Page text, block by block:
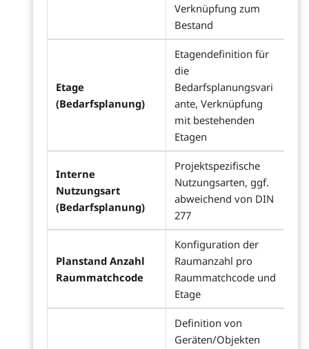
Verknüpfung zum
Bestand
Etage
(Bedarfsplanung)
Etagendefinition für
die
Bedarfsplanungsvari
ante, Verknüpfung
mit bestehenden
Etagen
Interne
Nutzungsart
(Bedarfsplanung)
Projektspezifische
Nutzungsarten, ggf.
abweichend von DIN
277
Planstand Anzahl
Raummatchcode
Konfiguration der
Raumanzahl pro
Raummatchcode und
Etage
Definition von
Geräten/Objekten